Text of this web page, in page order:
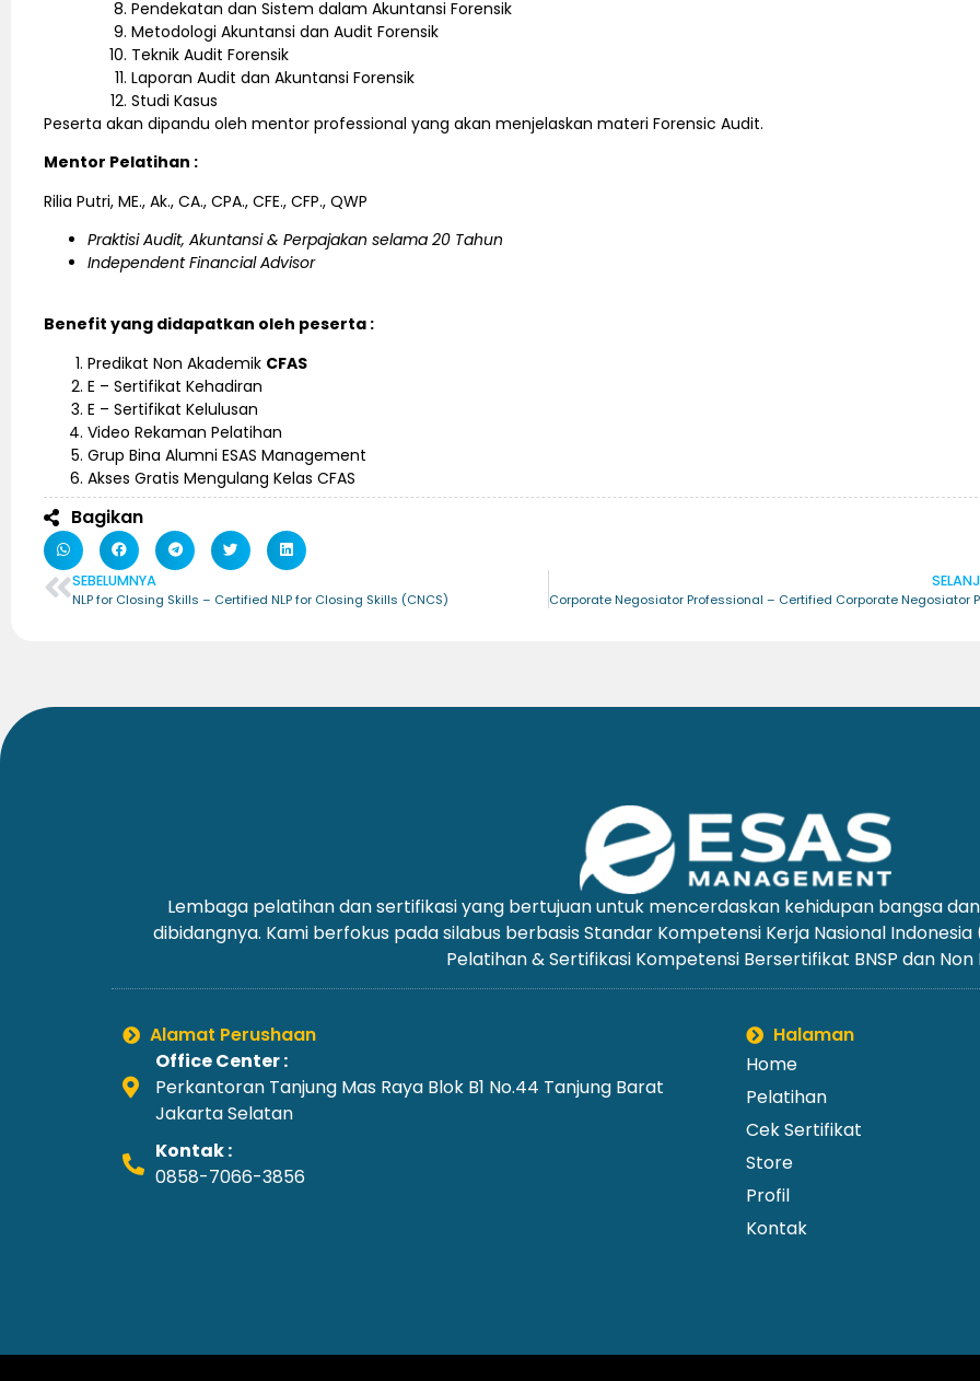
Pendekatan dan Sistem dalam Akuntansi Forensik
Metodologi Akuntansi dan Audit Forensik
Teknik Audit Forensik
Laporan Audit dan Akuntansi Forensik
Studi Kasus
Peserta akan dipandu oleh mentor professional yang akan menjelaskan materi Forensic Audit.
Mentor Pelatihan :
Rilia Putri, ME., Ak., CA., CPA., CFE., CFP., QWP
Praktisi Audit, Akuntansi & Perpajakan selama 20 Tahun
Independent Financial Advisor
Benefit yang didapatkan oleh peserta :
Predikat Non Akademik CFAS
E – Sertifikat Kehadiran
E – Sertifikat Kelulusan
Video Rekaman Pelatihan
Grup Bina Alumni ESAS Management
Akses Gratis Mengulang Kelas CFAS
Bagikan
SEBELUMNYA
NLP for Closing Skills – Certified NLP for Closing Skills (CNCS)
Lembaga pelatihan dan sertifikasi yang bertujuan untuk mencerdaskan kehidupan bangsa
dibidangnya. Kami berfokus pada silabus berbasis Standar Kompetensi Kerja Nasional
Pelatihan & Sertifikasi Kompetensi Bersertifikat BNSP dan Non
Alamat Perushaan
Office Center :
Perkantoran Tanjung Mas Raya Blok B1 No.44 Tanjung Barat
Jakarta Selatan
Kontak :
0858-7066-3856
Halaman
Home
Pelatihan
Cek Sertifikat
Store
Profil
Kontak